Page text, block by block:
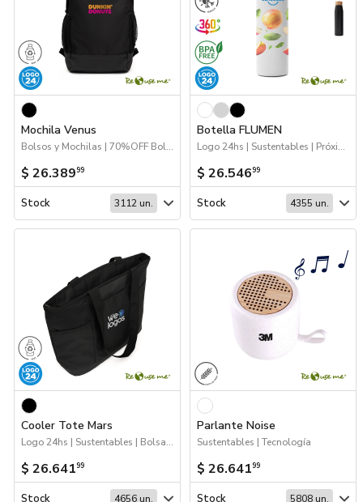
Mochila Venus
Bolsos y Mochilas | 70%OFF Bolsos y Mochilas | Logo 24hs | Sustentables
$ 26.38999
Stock 3112 un.
Botella FLUMEN
Logo 24hs | Sustentables | Próximos Arribos | Drinkware
$ 26.54699
Stock 4355 un.
Cooler Tote Mars
Logo 24hs | Sustentables | Bolsas y Tote Bags | Coolers y luncheras
$ 26.64199
Stock 4656 un.
Parlante Noise
Sustentables | Tecnología
$ 26.64199
Stock 5808 un.